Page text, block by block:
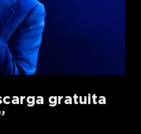
gratuita